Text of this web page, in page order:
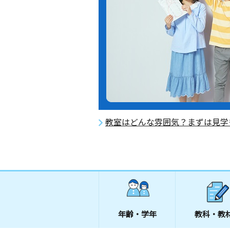
教室はどんな雰囲気？まずは見
年齢・学年 教科・教